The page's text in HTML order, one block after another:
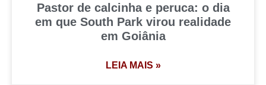
Pastor de calcinha e peruca: o dia
em que South Park virou realidade
em Goiânia
LEIA MAIS »